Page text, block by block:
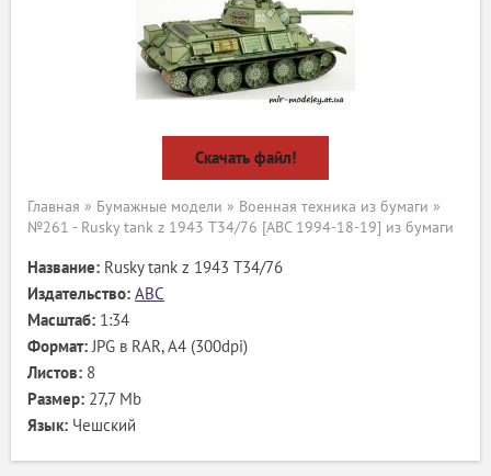
Скачать файл!
Главная » Бумажные модели » Военная техника из бумаги »
№261 - Rusky tank z 1943 T34/76 [ABC 1994-18-19] из бумаги
Название: Rusky tank z 1943 T34/76
Издательство: ABC
Масштаб: 1:34
Формат:JPG в RAR, А4 (300dpi)
Листов: 8
Размер: 27,7 Mb
Язык: Чешский